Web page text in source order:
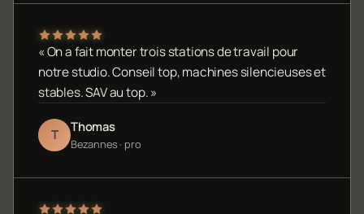
« On a fait monter trois stations de travail pour
notre studio. Conseil top, machines silencieuses et
stables. SAV au top. »
T Thomas
Bezannes · pro